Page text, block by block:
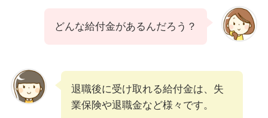
どんな給付金があるんだろう？
退職後に受け取れる給付金は、失
業保険や退職金など様々です。